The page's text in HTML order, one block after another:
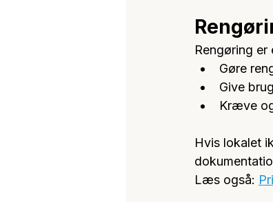
Rengøring
Gøre
Give
Kræve
Hvis lokalet
Læs også: